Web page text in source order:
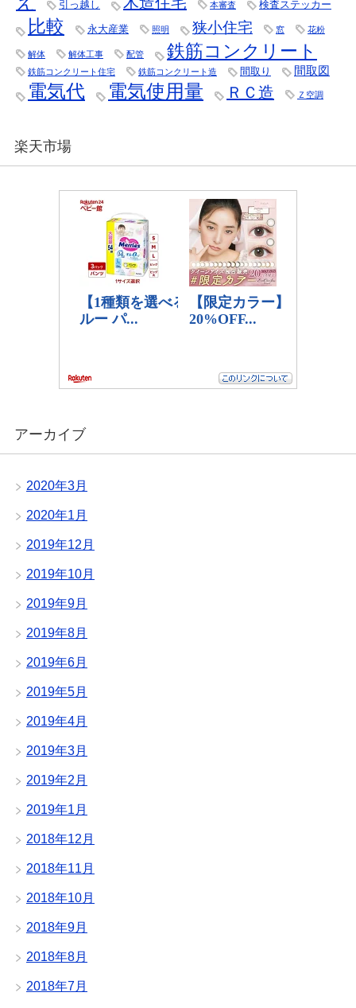
引っ越し 本審査 検査ステッカー
比較 永大産業 照明 狭小住宅 窓 花粉
解体 解体工事 配管 鉄筋コンクリート
鉄筋コンクリート住宅 鉄筋コンクリート造 間取り 間取図
電気代 電気使用量 ＲＣ造 Ｚ空調
楽天市場
アーカイブ
2020年3月
2020年1月
2019年12月
2019年10月
2019年9月
2019年8月
2019年6月
2019年5月
2019年4月
2019年3月
2019年2月
2019年1月
2018年12月
2018年11月
2018年10月
2018年9月
2018年8月
2018年7月